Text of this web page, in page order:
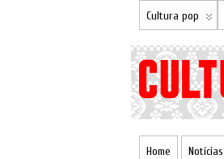
Cultura pop
Home Notícias